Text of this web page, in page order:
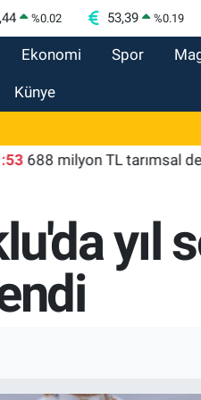
%0.02 53,39 %0.19
Ekonomi Spor
Künye
milyon TL tarımsal destek
yıl